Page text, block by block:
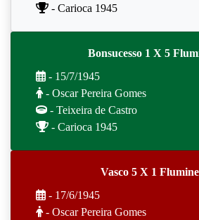
- Carioca 1945
Bonsucesso 1 X 5
- 15/7/1945
- Oscar Pereira Gomes
- Teixeira de Castro
- Carioca 1945
Vasco 5 X 1
- 17/6/1945
- Oscar Pereira Gomes